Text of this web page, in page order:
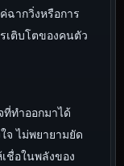
ฉากวิ่งหรือการ
เติบโตของคนตัว
ทำออกมาได้
จ ไม่พยายามยัด
ชื่อในพลังของ